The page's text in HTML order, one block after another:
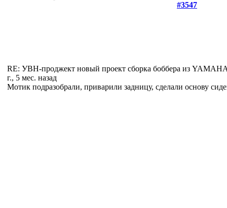
#3547
RE: УВН-проджект новый проект сборка боббера из
г., 5 мес. назад
Мотик подразобрали, приварили задницу, сделали основу